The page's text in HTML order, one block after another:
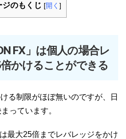
ジのもくじ [開く ]
FX」は個人の場合レ
かけることができる
る制限がほぼ無いのですが、日
っています。
最大25倍までレバレッジをかけ